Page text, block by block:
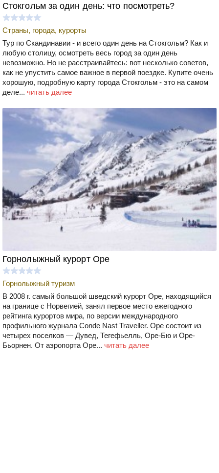
Стокгольм за один день: что посмотреть?
Страны, города, курорты
Тур по Скандинавии - и всего один день на Стокгольм? Как и
любую столицу, осмотреть весь город за один день
невозможно. Но не расстраивайтесь: вот несколько советов,
как не упустить самое важное в первой поездке. Купите очень
хорошую, подробную карту города Стокгольм - это на самом
деле... читать далее
Горнолыжный курорт Оре
Горнолыжный туризм
В 2008 г. самый большой шведский курорт Оре, находящийся
на границе с Норвегией, занял первое место ежегодного
рейтинга курортов мира, по версии международного
профильного журнала Conde Nast Traveller. Оре состоит из
четырех поселков — Дувед, Тегефьелль, Ope-Бю и Оре-
Бьорнен. От аэропорта Оре... читать далее